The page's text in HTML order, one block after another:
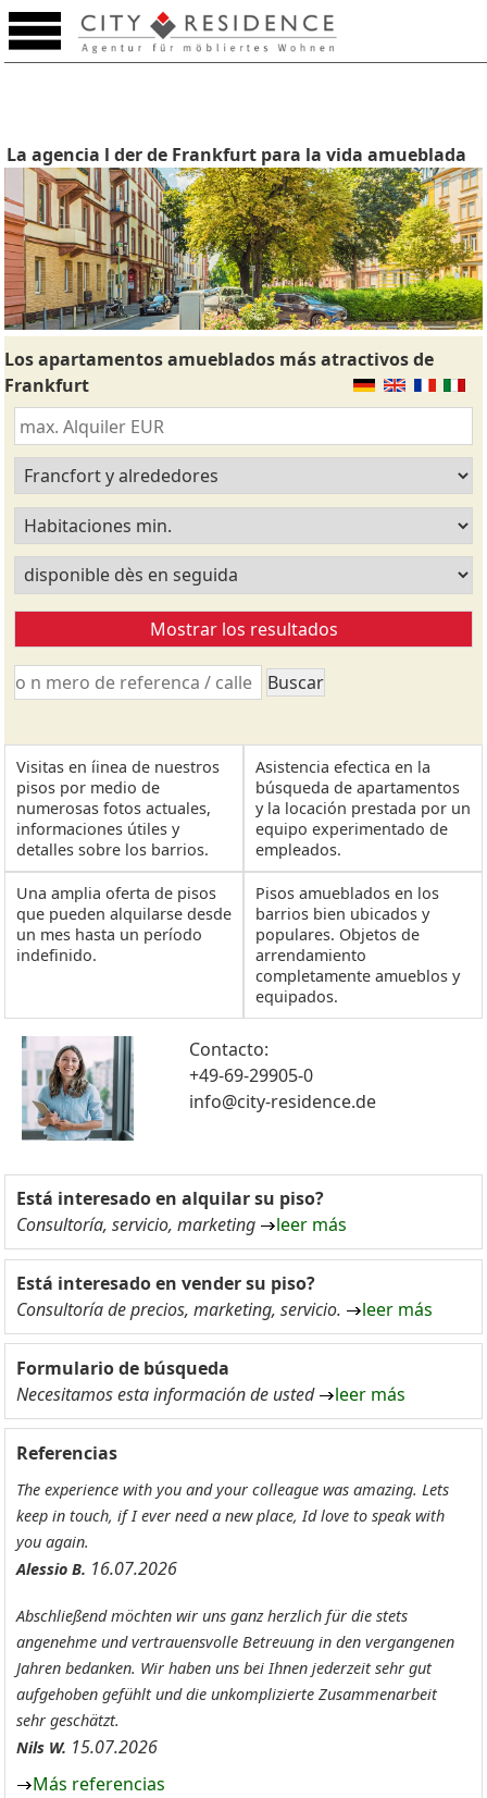
La agencia l der de Frankfurt para la vida amueblada
Los apartamentos amueblados más atractivos de
Frankfurt
Visitas en íinea de nuestros
pisos por medio de
numerosas fotos actuales,
informaciones útiles y
detalles sobre los barrios.
Asistencia efectica en la
búsqueda de apartamentos
y la locación prestada por un
equipo experimentado de
empleados.
Una amplia oferta de pisos
que pueden alquilarse desde
un mes hasta un período
indefinido.
Pisos amueblados en los
barrios bien ubicados y
populares. Objetos de
arrendamiento
completamente amueblos y
equipados.
Contacto:
+49-69-29905-0
info@city-residence.de
Está interesado en alquilar su piso?
Consultoría, servicio, marketing
leer más
Está interesado en vender su piso?
Consultoría de precios, marketing, servicio.
leer más
Formulario de búsqueda
Necesitamos esta información de usted
leer más
Referencias
The experience with you and your colleague was amazing. Lets
keep in touch, if I ever need a new place, Id love to speak with
you again.
Alessio B. 16.07.2026
Abschließend möchten wir uns ganz herzlich für die stets
angenehme und vertrauensvolle Betreuung in den vergangenen
Jahren bedanken. Wir haben uns bei Ihnen jederzeit sehr gut
aufgehoben gefühlt und die unkomplizierte Zusammenarbeit
sehr geschätzt.
Nils W. 15.07.2026
Más referencias